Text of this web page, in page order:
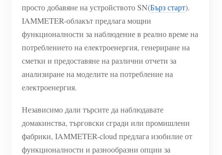
просто добавяне на устройството SN(Бърз старт).
IAMMETER-облакът предлага мощни
функционалности за наблюдение в реално време на
потреблението на електроенергия, генериране на
сметки и предоставяне на различни отчети за
анализиране на моделите на потребление на
електроенергия.
Независимо дали търсите да наблюдавате
домакинства, търговски сгради или промишлени
фабрики, IAMMETER-cloud предлага изобилие от
функционалности и разнообразни опции за